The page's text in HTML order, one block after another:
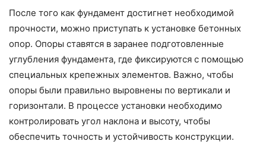
После того как фундамент достигнет необходимой
прочности, можно приступать к установке бетонных
опор. Опоры ставятся в заранее подготовленные
углубления фундамента, где фиксируются с помощью
специальных крепежных элементов. Важно, чтобы
опоры были правильно выровнены по вертикали и
горизонтали. В процессе установки необходимо
контролировать угол наклона и высоту, чтобы
обеспечить точность и устойчивость конструкции.